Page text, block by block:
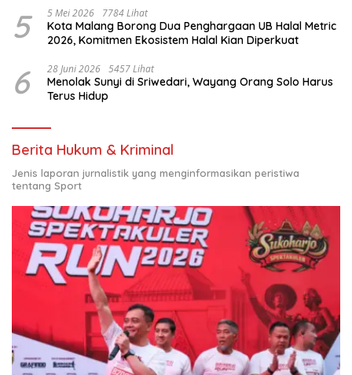
5 5 Mei 2026 7784 Lihat
Kota Malang Borong Dua Penghargaan UB Halal Metric
2026, Komitmen Ekosistem Halal Kian Diperkuat
6 28 Juni 2026 5457 Lihat
Menolak Sunyi di Sriwedari, Wayang Orang Solo Harus
Terus Hidup
Berita Hukum & Kriminal
Jenis laporan jurnalistik yang menginformasikan peristiwa
tentang Sport